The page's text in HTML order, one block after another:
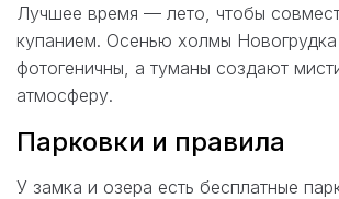
Лучшее время — лето, чтобы
купанием. Осенью холмы
фотогеничны, а туманы создают
атмосферу.
Парковки и правила
У замка и озера есть бесплатные